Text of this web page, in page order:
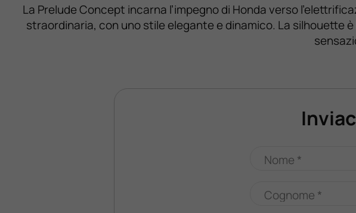
La Prelude Concept incarna l’impegno di Honda verso
straordinaria, con uno stile elegante e dinamico. La silhouette
Nome *
Cognome *